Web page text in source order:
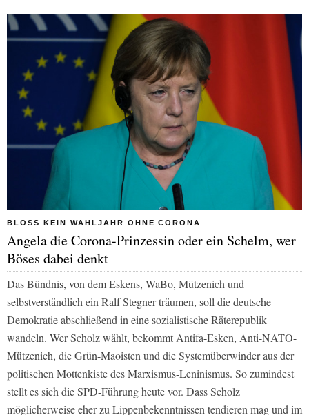
BLOSS KEIN WAHLJAHR OHNE CORONA
Angela die Corona-Prinzessin oder ein Schelm, wer
Böses dabei denkt
Das Bündnis, von dem Eskens, WaBo, Mützenich und
selbstverständlich ein Ralf Stegner träumen, soll die deutsche
Demokratie abschließend in eine sozialistische Räterepublik
wandeln. Wer Scholz wählt, bekommt Antifa-Esken, Anti-NATO-
Mützenich, die Grün-Maoisten und die Systemüberwinder aus der
politischen Mottenkiste des Marxismus-Leninismus. So zumindest
stellt es sich die SPD-Führung heute vor. Dass Scholz
möglicherweise eher zu Lippenbekenntnissen tendieren mag und im